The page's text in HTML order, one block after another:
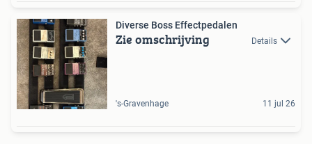
Diverse Boss Effectpedalen
Zie omschrijving Details
's-Gravenhage 11 jul 26